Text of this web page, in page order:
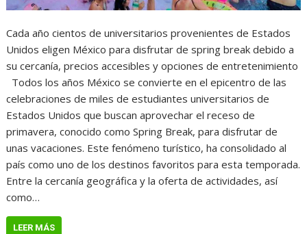
Cada año cientos de universitarios provenientes de Estados
Unidos eligen México para disfrutar de spring break debido a
su cercanía, precios accesibles y opciones de entretenimiento
Todos los años México se convierte en el epicentro de las
celebraciones de miles de estudiantes universitarios de
Estados Unidos que buscan aprovechar el receso de
primavera, conocido como Spring Break, para disfrutar de
unas vacaciones. Este fenómeno turístico, ha consolidado al
país como uno de los destinos favoritos para esta temporada.
Entre la cercanía geográfica y la oferta de actividades, así
como…
LEER MÁS